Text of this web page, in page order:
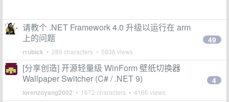
请教个 .NET Framework 4.0 升级以运行在 arm
上的问题
rrubick • 289 characters • 5836 views
49
[分享创造] 开源轻量级 WinForm 壁纸切换器
Wallpaper Switcher (C# / .NET 9)
lorenzoyang2002 • 1672 characters • 4166 views
4